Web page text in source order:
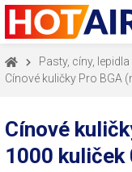
Pasty, cíny, lepidla
Cínové kuličky Pro BGA
Cínové
1000 kuliček